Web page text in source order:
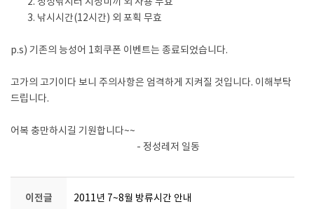
3. 낚시시간(12시간) 외 포획 무효
p.s) 기존의 능성어 1회쿠폰 이벤트는 종료되었습니다.
고가의 고기이다 보니 주의사항은 엄격하게 지켜질 것입니다. 이해부탁
드립니다.
어복 충만하시길 기원합니다~~
- 정성레저 일동
이전글 2011년 7~8월 방류시간 안내